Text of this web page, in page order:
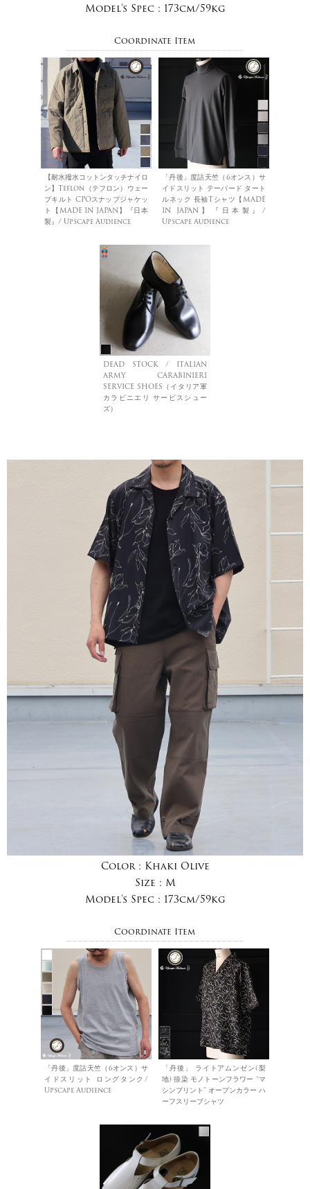
Model's Spec : 173cm/59kg
Coordinate Item
【耐水撥水コットンタッチナイロ
ン】Teflon（テフロン）ウェー
ブキルト CPOスナップジャケッ
ト【MADE IN JAPAN】『日本
製』/ Upscape Audience
「丹後」度詰天竺（6オンス）サ
イドスリット テーパード タート
ルネック 長袖Tシャツ【MADE
IN JAPAN】『日本製』/
Upscape Audience
DEAD STOCK / ITALIAN
ARMY CARABINIERI
SERVICE SHOES（イタリア軍
カラビニエリ サービスシュー
ズ）
Color : Khaki Olive
Size : M
Model's Spec : 173cm/59kg
Coordinate Item
「丹後」度詰天竺（6オンス）サ
イドスリット ロングタンク/
Upscape Audience
「丹後」 ライトアムンゼン(梨
地) 捺染 モノトーンフラワー “マ
シンプリント” オープンカラー ハ
ーフスリーブシャツ